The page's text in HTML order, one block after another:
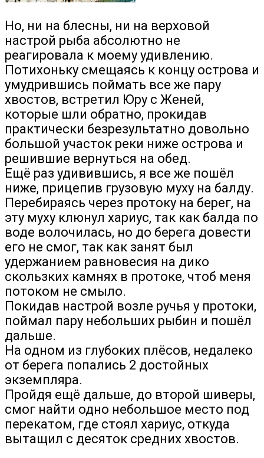
Но, ни на блесны, ни на верховой
настрой рыба абсолютно не
реагировала к моему удивлению.
Потихоньку смещаясь к концу острова и
умудрившись поймать все же пару
хвостов, встретил Юру с Женей,
которые шли обратно, прокидав
практически безрезультатно довольно
большой участок реки ниже острова и
решившие вернуться на обед.
Ещё раз удивившись, я все же пошёл
ниже, прицепив грузовую муху на балду.
Перебираясь через протоку на берег, на
эту муху клюнул хариус, так как балда по
воде волочилась, но до берега довести
его не смог, так как занят был
удержанием равновесия на дико
скользких камнях в протоке, чтоб меня
потоком не смыло.
Покидав настрой возле ручья у протоки,
поймал пару небольших рыбин и пошёл
дальше.
На одном из глубоких плёсов, недалеко
от берега попались 2 достойных
экземпляра.
Пройдя ещё дальше, до второй шиверы,
смог найти одно небольшое место под
перекатом, где стоял хариус, откуда
вытащил с десяток средних хвостов.